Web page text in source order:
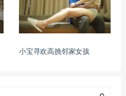
小宝寻欢高挑邻家女孩